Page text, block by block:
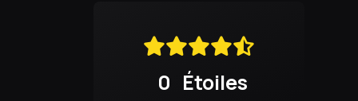
0 Étoiles